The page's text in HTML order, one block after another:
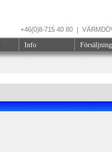
+46(0)8-715 40 80 |
Info Försäljning